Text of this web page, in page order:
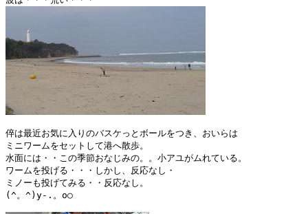
倅は最近お気に入りのバスケっとボールをつき、おいらは
ミニワームをセットして港へ散歩。
水面には・・この季節おなじみの。。小アユがムれている。
ワームを投げる・・・しかし、反応なし・
ミノーも投げてみる・・反応なし。
(^。^)y-.。o○